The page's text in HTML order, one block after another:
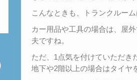
こんなときも、トランクルー
カー用品や工具の場合は、屋
夫ですね。
ただ、1点気を付けていただき
地下や2階以上の場合はタイヤ